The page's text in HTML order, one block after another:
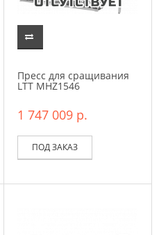
Пресс для сращивания
LTT МНZ1546
1 747 009 р.
ПОД ЗАКАЗ